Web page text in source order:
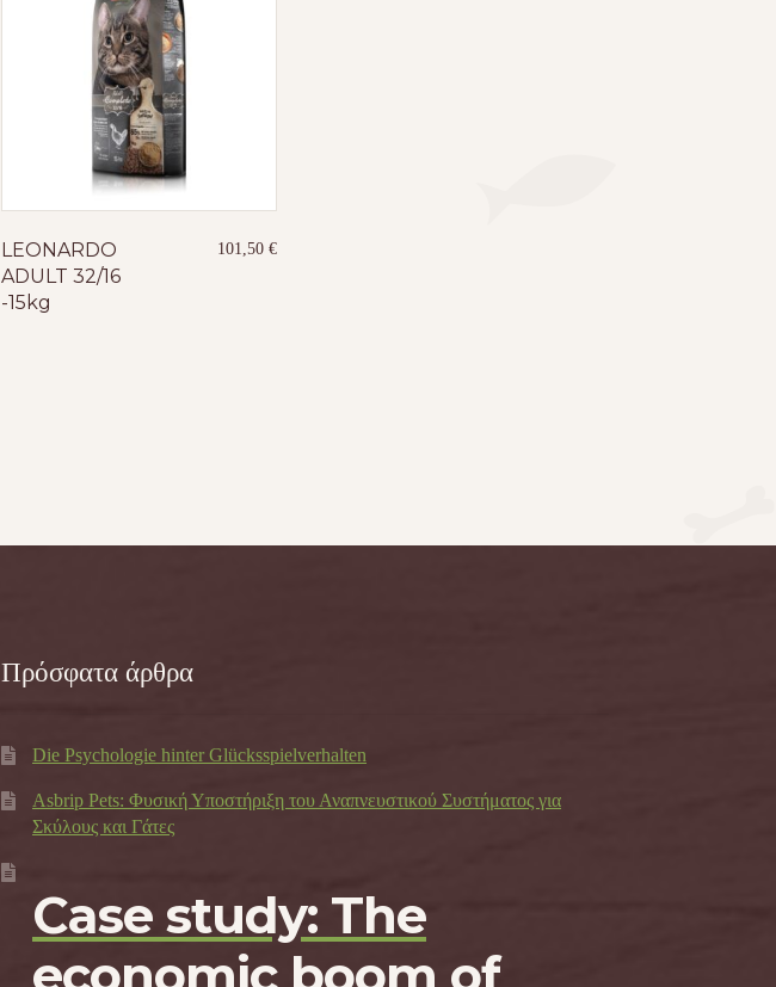
LEONARDO
ADULT 32/16
-15kg
101,50€
Πρόσφατα άρθρα
Die Psychologie hinter Glücksspielverhalten
Asbrip Pets: Φυσική Υποστήριξη του Αναπνευστικού Συστήματος για
Σκύλους και Γάτες
Case study: The